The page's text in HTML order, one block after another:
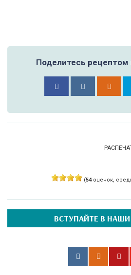
Поделитесь рецептом
(54оценок,
ВСТУПАЙТЕ В